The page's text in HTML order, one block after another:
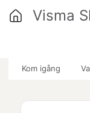
Kom igång
Visma